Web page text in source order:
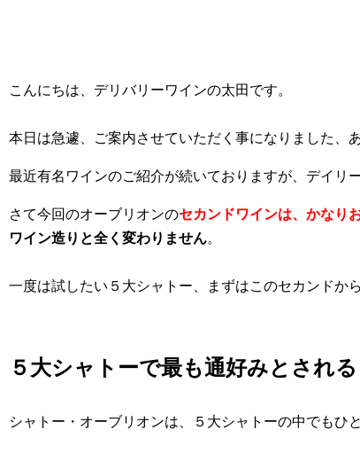
こんにちは、デリバリーワインの太田です。
本日は急遽、ご案内させていただく事になりました、
最近有名ワインのご紹介が続いておりますが、デイリ
さて今回のオーブリオンのセカンドワインは、かなり
ワイン造りと全く変わりません。
一度は試したい５大シャトー、まずはこのセカンドか
５大シャトーで最も通好みとされる
シャトー・オーブリオンは、５大シャトーの中でもひ